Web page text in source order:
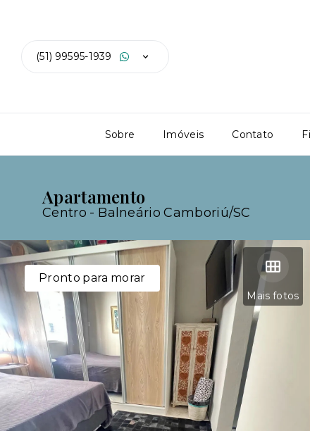
(51) 99595-1939
Sobre Imóveis Contato
Apartamento
Centro - Balneário Camboriú/SC
Mais fotos
Pronto para morar